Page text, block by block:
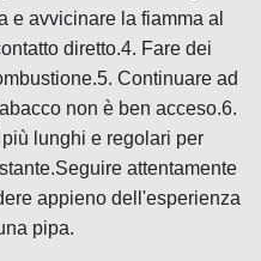
e avvicinare la fiamma al
diretto.4. Fare dei
Continuare ad
non è ben acceso.6.
lunghi e regolari per
attentamente
appieno dell'esperienza
pipa.